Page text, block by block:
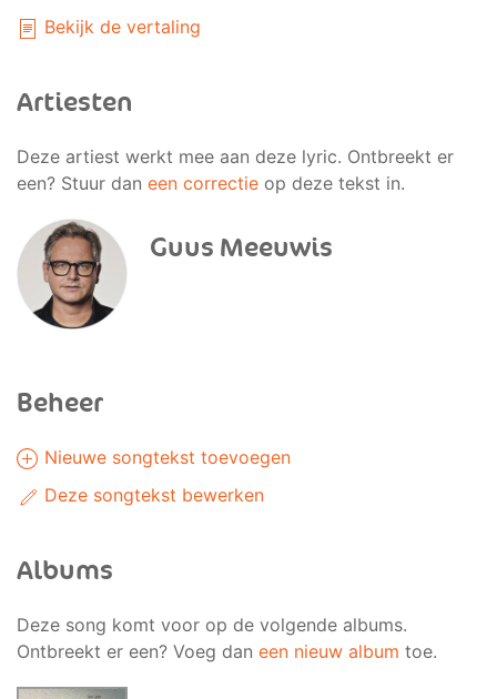
Bekijk de vertaling
Artiesten
Deze artiest werkt mee aan deze lyric. Ontbreekt er
een? Stuur dan een correctie op deze tekst in.
Guus Meeuwis
Beheer
Nieuwe songtekst toevoegen
Deze songtekst bewerken
Albums
Deze song komt voor op de volgende albums.
Ontbreekt er een? Voeg dan een nieuw album toe.